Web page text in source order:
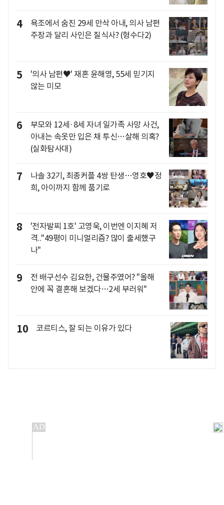
4
욕조에서 숨진 29세 만삭 아내, 의사 남편
주장과 달리 사인은 질식사? (형수다2)
5
'의사 남편♥' 재혼 윤해영, 55세 믿기지
않는 미모
6
부모와 12세·8세 자녀 일가족 사망 사건,
아내는 속옷만 입은 채 투신…살해 의혹?
(실화탐사대)
7
나솔 32기, 최종커플 4쌍 탄생…영호♥정
희, 아이까지 함께 품기로
8
'전자발찌 1호' 고영욱, 이번엔 이지혜 저
격.."49평이 미니멀리즘? 많이 출세했구
나"
9
전 배구선수 김요한, 건물주였어? "올해
안에 꼭 결혼해 보겠다…2세 부러워"
10 코르티스, 잘 되는 이유가 있다